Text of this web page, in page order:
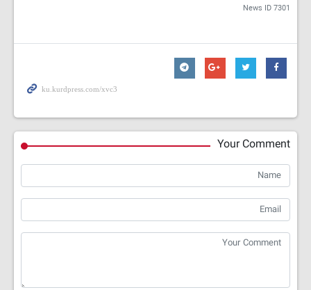
News ID7301
Your Comment